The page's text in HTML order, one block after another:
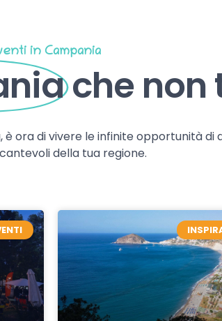
in Campania
che
è ora di vivere le infinite opportunità
della tua regione.